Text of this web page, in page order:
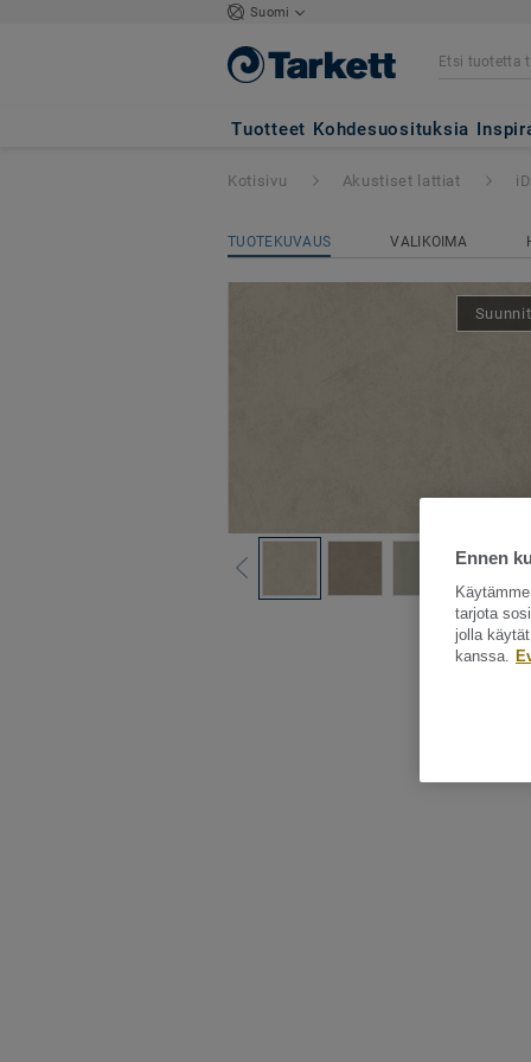
Suomi
Tuotteet Kohdesuosituksia
iD Square Loose-
Kotisivu Akustiset lattiat
TUOTEKUVAUS VALIKOIMA
Katso kaikki
Ennen
tarjota
jolla
kanssa.